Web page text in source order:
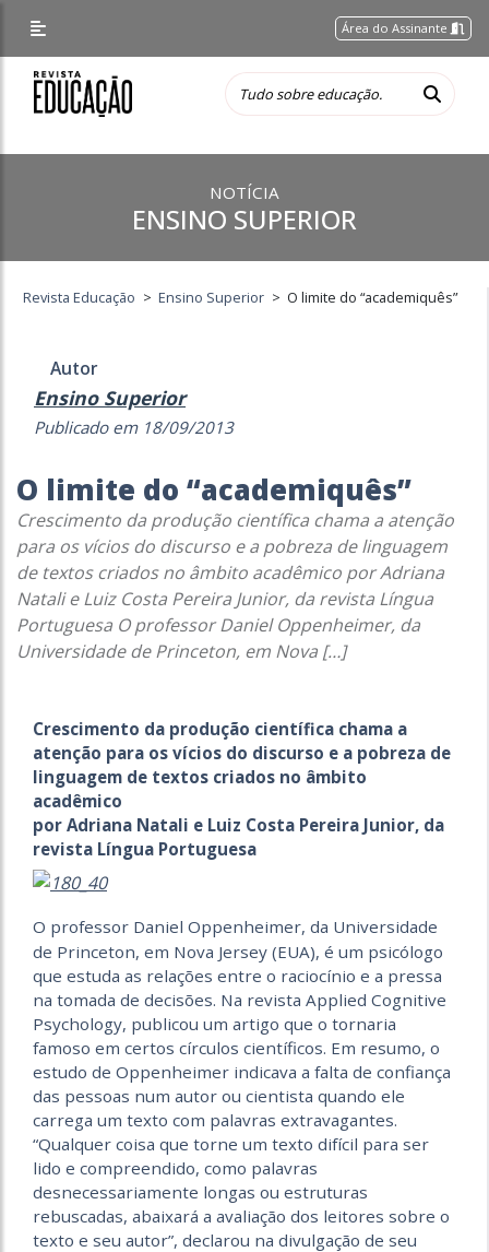
Área do Assinante
NOTÍCIA
ENSINO SUPERIOR
Revista Educação > Ensino Superior > O limite do “academiquês”
Autor
Ensino Superior
Publicado em 18/09/2013
O limite do “academiquês”
Crescimento da produção científica chama a atenção
para os vícios do discurso e a pobreza de linguagem
de textos criados no âmbito acadêmico por Adriana
Natali e Luiz Costa Pereira Junior, da revista Língua
Portuguesa O professor Daniel Oppenheimer, da
Universidade de Princeton, em Nova […]
Crescimento da produção científica chama a
atenção para os vícios do discurso e a pobreza de
linguagem de textos criados no âmbito
acadêmico
por Adriana Natali e Luiz Costa Pereira Junior, da
revista Língua Portuguesa
O professor Daniel Oppenheimer, da Universidade
de Princeton, em Nova Jersey (EUA), é um psicólogo
que estuda as relações entre o raciocínio e a pressa
na tomada de decisões. Na revista Applied Cognitive
Psychology, publicou um artigo que o tornaria
famoso em certos círculos científicos. Em resumo, o
estudo de Oppenheimer indicava a falta de confiança
das pessoas num autor ou cientista quando ele
carrega um texto com palavras extravagantes.
“Qualquer coisa que torne um texto difícil para ser
lido e compreendido, como palavras
desnecessariamente longas ou estruturas
rebuscadas, abaixará a avaliação dos leitores sobre o
texto e seu autor”, declarou na divulgação de seu